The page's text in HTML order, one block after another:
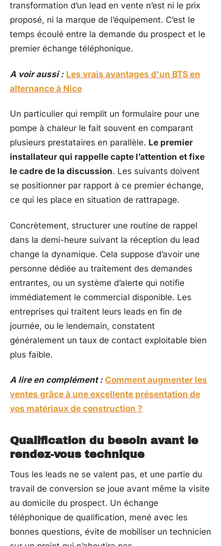
transformation d’un lead en vente n’est ni le prix
proposé, ni la marque de l’équipement. C’est le
temps écoulé entre la demande du prospect et le
premier échange téléphonique.
A voir aussi : Les vrais avantages d'un BTS en
alternance à Nice
Un particulier qui remplit un formulaire pour une
pompe à chaleur le fait souvent en comparant
plusieurs prestataires en parallèle. Le premier
installateur qui rappelle capte l’attention et fixe
le cadre de la discussion. Les suivants doivent
se positionner par rapport à ce premier échange,
ce qui les place en situation de rattrapage.
Concrètement, structurer une routine de rappel
dans la demi-heure suivant la réception du lead
change la dynamique. Cela suppose d’avoir une
personne dédiée au traitement des demandes
entrantes, ou un système d’alerte qui notifie
immédiatement le commercial disponible. Les
entreprises qui traitent leurs leads en fin de
journée, ou le lendemain, constatent
généralement un taux de contact exploitable bien
plus faible.
A lire en complément : Comment augmenter les
ventes grâce à une excellente présentation de
vos matériaux de construction ?
Qualification du besoin avant le
rendez-vous technique
Tous les leads ne se valent pas, et une partie du
travail de conversion se joue avant même la visite
au domicile du prospect. Un échange
téléphonique de qualification, mené avec les
bonnes questions, évite de mobiliser un technicien